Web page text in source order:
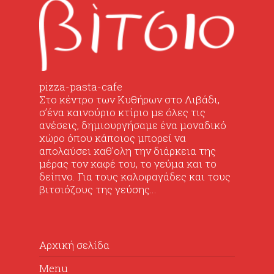
pizza-pasta-cafe
Στο κέντρο των Κυθήρων στο Λιβάδι,
σ’ένα καινούριο κτίριο με όλες τις
ανέσεις, δημιουργήσαμε ένα μοναδικό
χώρο όπου κάποιος μπορεί να
απολαύσει καθ’ολη την διάρκεια της
μέρας τον καφέ του, το γεύμα και το
δείπνο. Για τους καλοφαγάδες και τους
βιτσιόζους της γεύσης…
Αρχική σελίδα
Menu